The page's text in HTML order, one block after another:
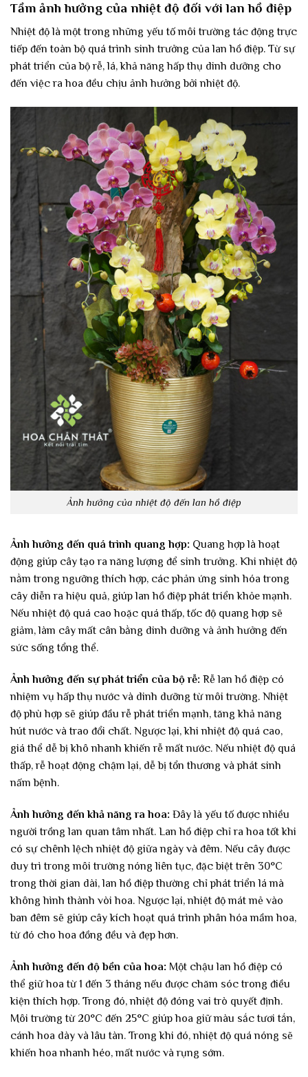
Tầm ảnh hưởng của nhiệt độ đối với lan hồ điệp
Nhiệt độ là một trong những yếu tố môi trường tác động trực
tiếp đến toàn bộ quá trình sinh trưởng của lan hồ điệp. Từ sự
phát triển của bộ rễ, lá, khả năng hấp thụ dinh dưỡng cho
đến việc ra hoa đều chịu ảnh hưởng bởi nhiệt độ.
Ảnh hưởng của nhiệt độ đến lan hồ điệp
Ảnh hưởng đến quá trình quang hợp: Quang hợp là hoạt
động giúp cây tạo ra năng lượng để sinh trưởng. Khi nhiệt độ
nằm trong ngưỡng thích hợp, các phản ứng sinh hóa trong
cây diễn ra hiệu quả, giúp lan hồ điệp phát triển khỏe mạnh.
Nếu nhiệt độ quá cao hoặc quá thấp, tốc độ quang hợp sẽ
giảm, làm cây mất cân bằng dinh dưỡng và ảnh hưởng đến
sức sống tổng thể.
Ảnh hưởng đến sự phát triển của bộ rễ: Rễ lan hồ điệp có
nhiệm vụ hấp thụ nước và dinh dưỡng từ môi trường. Nhiệt
độ phù hợp sẽ giúp đầu rễ phát triển mạnh, tăng khả năng
hút nước và trao đổi chất. Ngược lại, khi nhiệt độ quá cao,
giá thể dễ bị khô nhanh khiến rễ mất nước. Nếu nhiệt độ quá
thấp, rễ hoạt động chậm lại, dễ bị tổn thương và phát sinh
nấm bệnh.
Ảnh hưởng đến khả năng ra hoa: Đây là yếu tố được nhiều
người trồng lan quan tâm nhất. Lan hồ điệp chỉ ra hoa tốt khi
có sự chênh lệch nhiệt độ giữa ngày và đêm. Nếu cây được
duy trì trong môi trường nóng liên tục, đặc biệt trên 30°C
trong thời gian dài, lan hồ điệp thường chỉ phát triển lá mà
không hình thành vòi hoa. Ngược lại, nhiệt độ mát mẻ vào
ban đêm sẽ giúp cây kích hoạt quá trình phân hóa mầm hoa,
từ đó cho hoa đồng đều và đẹp hơn.
Ảnh hưởng đến độ bền của hoa: Một chậu lan hồ điệp có
thể giữ hoa từ 1 đến 3 tháng nếu được chăm sóc trong điều
kiện thích hợp. Trong đó, nhiệt độ đóng vai trò quyết định.
Môi trường từ 20°C đến 25°C giúp hoa giữ màu sắc tươi tắn,
cánh hoa dày và lâu tàn. Trong khi đó, nhiệt độ quá nóng sẽ
khiến hoa nhanh héo, mất nước và rụng sớm.